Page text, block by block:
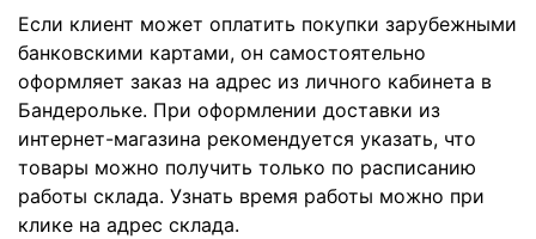
Если клиент может оплатить покупки зарубежными
банковскими картами, он самостоятельно
оформляет заказ на адрес из личного кабинета в
Бандерольке. При оформлении доставки из
интернет-магазина рекомендуется указать, что
товары можно получить только по расписанию
работы склада. Узнать время работы можно при
клике на адрес склада.